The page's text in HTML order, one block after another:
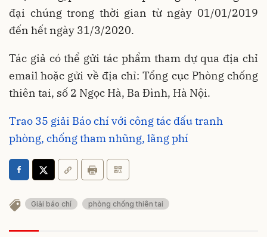
đại chúng trong thời gian từ ngày 01/01/2019
đến hết ngày 31/3/2020.
Tác giả có thể gửi tác phẩm tham dự qua địa chỉ
email hoặc gửi về địa chỉ: Tổng cục Phòng chống
thiên tai, số 2 Ngọc Hà, Ba Đình, Hà Nội.
Trao 35 giải Báo chí với công tác đấu tranh
phòng, chống tham nhũng, lãng phí
Giải báo chí phòng chống thiên tai